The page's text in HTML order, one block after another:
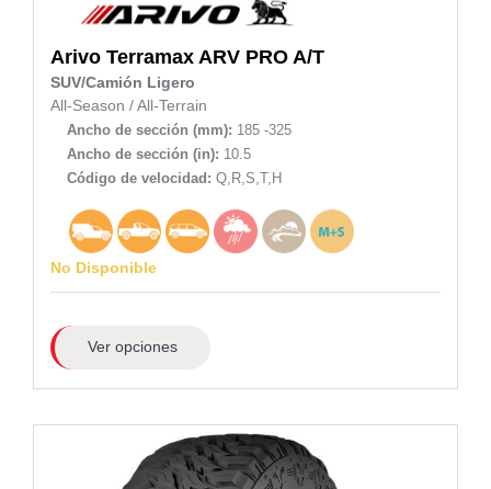
Arivo Terramax ARV PRO A/T
SUV/Camión Ligero
All-Season / All-Terrain
Ancho de sección (mm): 185 -325
Ancho de sección (in): 10.5
Código de velocidad: Q,R,S,T,H
No Disponible
Ver opciones